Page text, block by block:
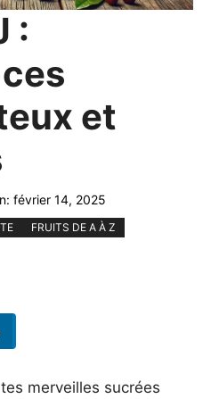
:
et
février 14, 2025
FRUITS DE A À Z
merveilles sucrées